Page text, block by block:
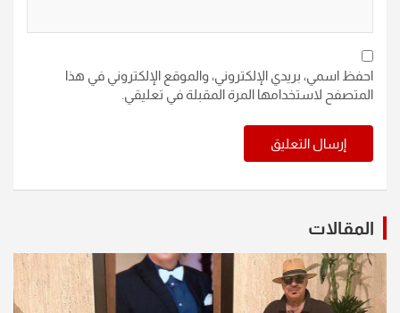
احفظ اسمي، بريدي الإلكتروني، والموقع الإلكتروني في هذا
المتصفح لاستخدامها المرة المقبلة في تعليقي.
المقالات